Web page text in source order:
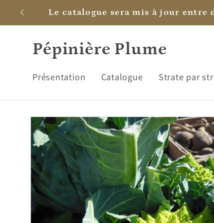
passer
au
C'est bientôt son
Pépinière Plume
Présentation Catalogue Strate par
Passer aux
informations
produits